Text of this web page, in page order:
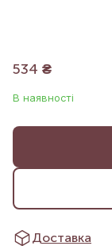
534 ₴
В наявності
Доставка